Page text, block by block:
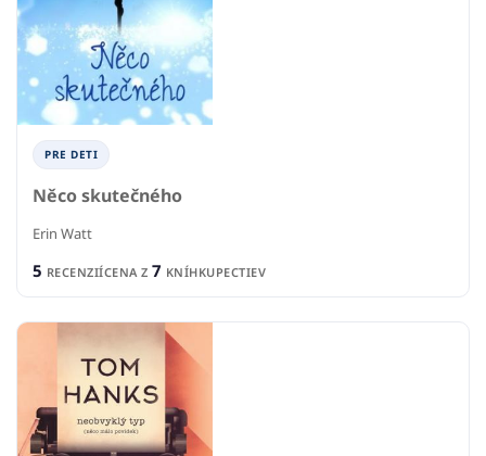
PRE DETI
Něco skutečného
Erin Watt
5 RECENZIÍCENA Z 7 KNÍHKUPECTIEV